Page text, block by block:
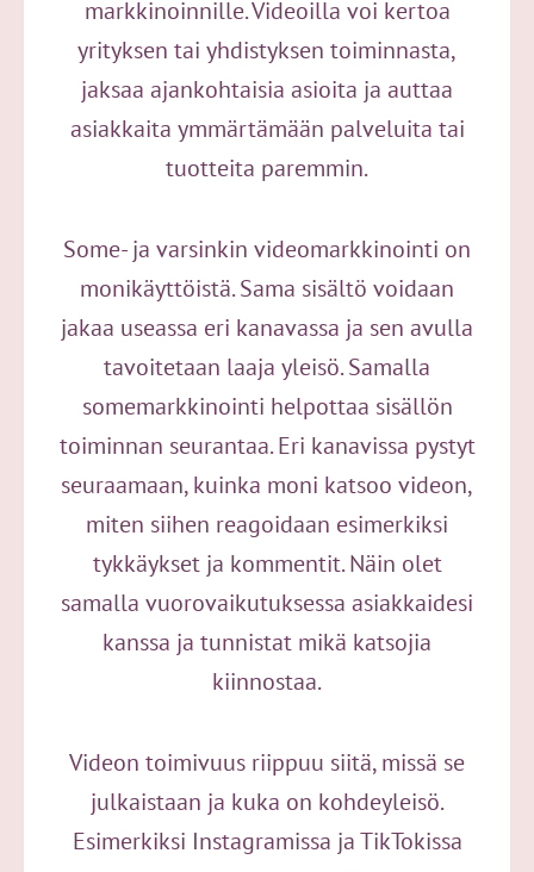
markkinoinnille. Videoilla voi kertoa
yrityksen tai yhdistyksen toiminnasta,
jaksaa ajankohtaisia asioita ja auttaa
asiakkaita ymmärtämään palveluita tai
tuotteita paremmin.
Some- ja varsinkin videomarkkinointi on
monikäyttöistä. Sama sisältö voidaan
jakaa useassa eri kanavassa ja sen avulla
tavoitetaan laaja yleisö. Samalla
somemarkkinointi helpottaa sisällön
toiminnan seurantaa. Eri kanavissa pystyt
seuraamaan, kuinka moni katsoo videon,
miten siihen reagoidaan esimerkiksi
tykkäykset ja kommentit. Näin olet
samalla vuorovaikutuksessa asiakkaidesi
kanssa ja tunnistat mikä katsojia
kiinnostaa.
Videon toimivuus riippuu siitä, missä se
julkaistaan ja kuka on kohdeyleisö.
Esimerkiksi Instagramissa ja TikTokissa